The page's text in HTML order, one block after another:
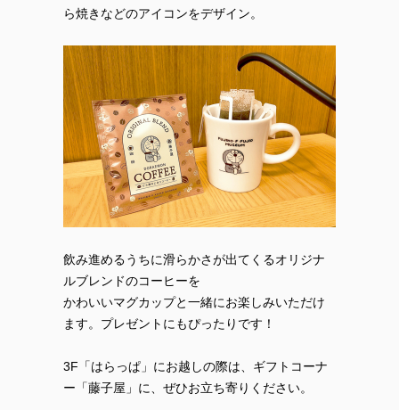
ら焼きなどのアイコンをデザイン。
飲み進めるうちに滑らかさが出てくるオリジナ
ルブレンドのコーヒーを
かわいいマグカップと一緒にお楽しみいただけ
ます。プレゼントにもぴったりです！
3F「はらっぱ」にお越しの際は、ギフトコーナ
ー「藤子屋」に、ぜひお立ち寄りください。